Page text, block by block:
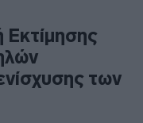
Εκτίμησης
των